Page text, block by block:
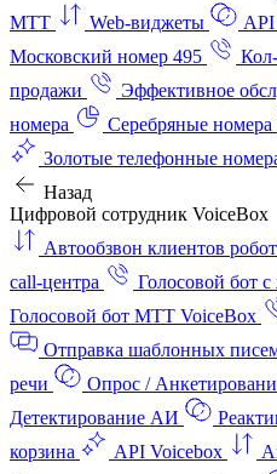
МТТ
Web-виджеты
Московский номер 495
продажи
Эффективное
номера
Серебряные номера
Золотые телефонные
Назад
Цифровой сотрудник VoiceBox
Автообзвон клиентов
call-центра
Голосовой бот
Голосовой бот МТТ VoiceBox
Отправка шаблонных
речи
Опрос /
Детектирование АИ
корзина
API Voicebox